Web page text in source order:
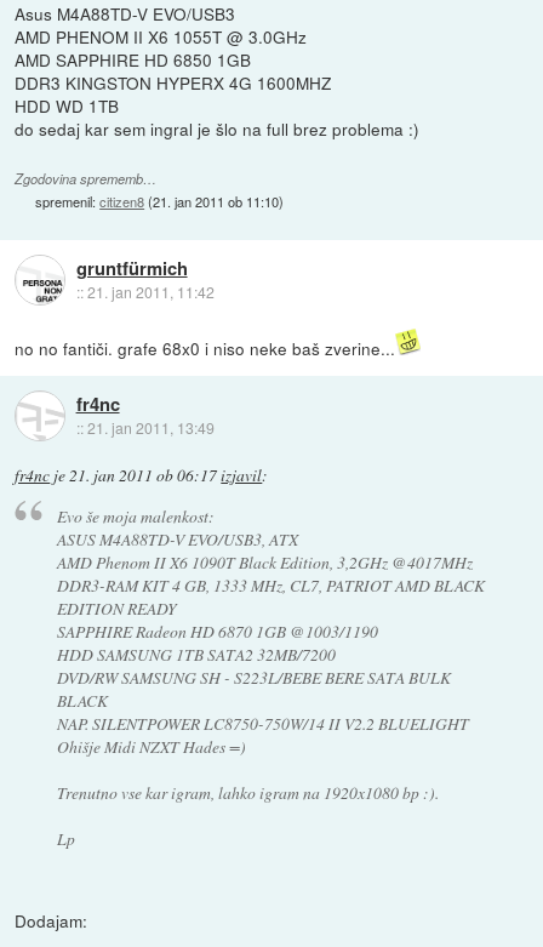
Asus M4A88TD-V EVO/USB3
AMD PHENOM II X6 1055T @ 3.0GHz
AMD SAPPHIRE HD 6850 1GB
DDR3 KINGSTON HYPERX 4G 1600MHZ
HDD WD 1TB
do sedaj kar sem ingral je šlo na full brez problema :)
Zgodovina sprememb…
spremenil:citizen8(21. jan 2011 ob 11:10)
gruntfürmich
::21. jan 2011, 11:42
no no fantiči. grafe 68x0 i niso neke baš zverine...
fr4nc
::21. jan 2011, 13:49
fr4nc je21. jan 2011 ob 06:17izjavil:
Evo še moja malenkost:
ASUS M4A88TD-V EVO/USB3, ATX
AMD Phenom II X6 1090T Black Edition, 3,2GHz @4017MHz
DDR3-RAM KIT 4 GB, 1333 MHz, CL7, PATRIOT AMD BLACK
EDITION READY
SAPPHIRE Radeon HD 6870 1GB @1003/1190
HDD SAMSUNG 1TB SATA2 32MB/7200
DVD/RW SAMSUNG SH - S223L/BEBE BERE SATA BULK
BLACK
NAP. SILENTPOWER LC8750-750W/14 II V2.2 BLUELIGHT
Ohišje Midi NZXT Hades =)
Trenutno vse kar igram, lahko igram na 1920x1080 bp :).
Lp
Dodajam: